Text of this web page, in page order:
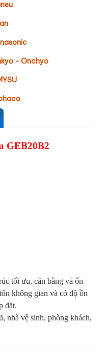
- Onchyo
GEB20B2
tối ưu, cân bằng và ổn
không gian và có độ ồn
đặt.
nhà vệ sinh, phòng khách,